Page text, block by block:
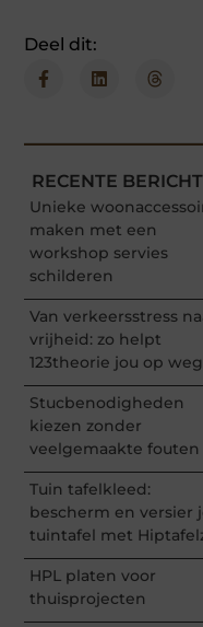
Deel dit:
RECENTE
Unieke
maken met een
workshop servies
schilderen
Van verkeersstress
vrijheid: zo helpt
123theorie jou op weg
Stucbenodigheden
kiezen zonder
veelgemaakte fouten
Tuin tafelkleed:
bescherm en versier
tuintafel met
HPL platen voor
thuisprojecten